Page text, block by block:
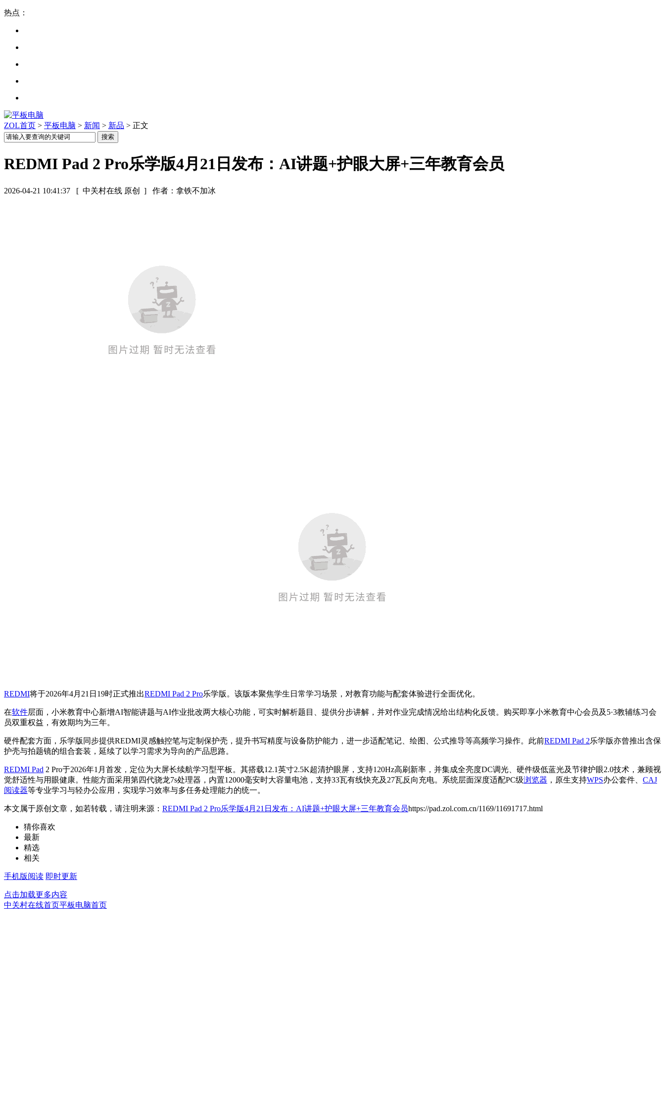
热点：
ZOL首页 > 平板电脑 > 新闻 > 新品 > 正文
REDMI Pad 2 Pro乐学版4月21日发布：AI讲题+护眼大屏+三年教育会员
2026-04-21 10:41:37 [ 中关村在线 原创 ] 作者：拿铁不加冰
REDMI将于2026年4月21日19时正式推出REDMI Pad 2 Pro乐学版。该版本聚焦学生日常学习场景，对教育功能与配套体验进行全面优化。
在软件层面，小米教育中心新增AI智能讲题与AI作业批改两大核心功能，可实时解析题目、提供分步讲解，并对作业完成情况给出结构化反馈。购买即享小米教育中心会员及5·3教辅练习会
员双重权益，有效期均为三年。
硬件配套方面，乐学版同步提供REDMI灵感触控笔与定制保护壳，提升书写精度与设备防护能力，进一步适配笔记、绘图、公式推导等高频学习操作。此前REDMI Pad 2乐学版亦曾推出含保
护壳与拍题镜的组合套装，延续了以学习需求为导向的产品思路。
REDMI Pad 2 Pro于2026年1月首发，定位为大屏长续航学习型平板。其搭载12.1英寸2.5K超清护眼屏，支持120Hz高刷新率，并集成全亮度DC调光、硬件级低蓝光及节律护眼2.0技术，兼顾视
觉舒适性与用眼健康。性能方面采用第四代骁龙7s处理器，内置12000毫安时大容量电池，支持33瓦有线快充及27瓦反向充电。系统层面深度适配PC级浏览器 ，原生支持WPS办公套件、 CAJ
阅读器等专业学习与轻办公应用，实现学习效率与多任务处理能力的统一。
本文属于原创文章，如若转载，请注明来源： REDMI Pad 2 Pro乐学版4月21日发布：AI讲题+护眼大屏+三年教育会员https://pad.zol.com.cn/1169/11691717.html
猜你喜欢
最新
精选
相关
手机版阅读 即时更新
点击加载更多内容
中关村在线首页平板电脑首页